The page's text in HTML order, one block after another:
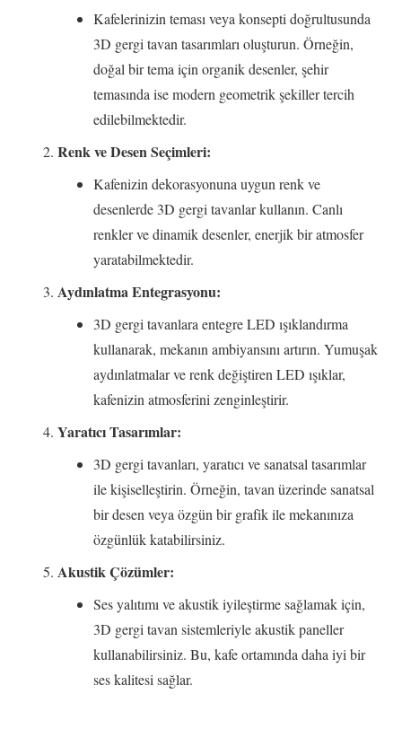
Kafelerinizin teması veya konsepti doğrultusunda
3D gergi tavan tasarımları oluşturun. Örneğin,
doğal bir tema için organik desenler, şehir
temasında ise modern geometrik şekiller tercih
edilebilmektedir.
Renk ve Desen Seçimleri:
Kafenizin dekorasyonuna uygun renk ve
desenlerde 3D gergi tavanlar kullanın. Canlı
renkler ve dinamik desenler, enerjik bir atmosfer
yaratabilmektedir.
Aydınlatma Entegrasyonu:
3D gergi tavanlara entegre LED ışıklandırma
kullanarak, mekanın ambiyansını artırın. Yumuşak
aydınlatmalar ve renk değiştiren LED ışıklar,
kafenizin atmosferini zenginleştirir.
Yaratıcı Tasarımlar:
3D gergi tavanları, yaratıcı ve sanatsal tasarımlar
ile kişiselleştirin. Örneğin, tavan üzerinde sanatsal
bir desen veya özgün bir grafik ile mekanınıza
özgünlük katabilirsiniz.
Akustik Çözümler:
Ses yalıtımı ve akustik iyileştirme sağlamak için,
3D gergi tavan sistemleriyle akustik paneller
kullanabilirsiniz. Bu, kafe ortamında daha iyi bir
ses kalitesi sağlar.